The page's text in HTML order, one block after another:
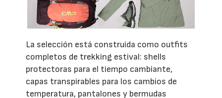
La selección está construida como outfits
completos de trekking estival: shells
protectoras para el tiempo cambiante,
capas transpirables para los cambios de
temperatura, pantalones y bermudas